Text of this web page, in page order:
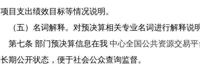
目支出绩效目标等情况说明。
（五）名词解释。对预决算相关专业名词进行解释说明
第七条 部门预决算信息在我 中心全国公共资源交易
期公开状态，便于社会公众查询监督。